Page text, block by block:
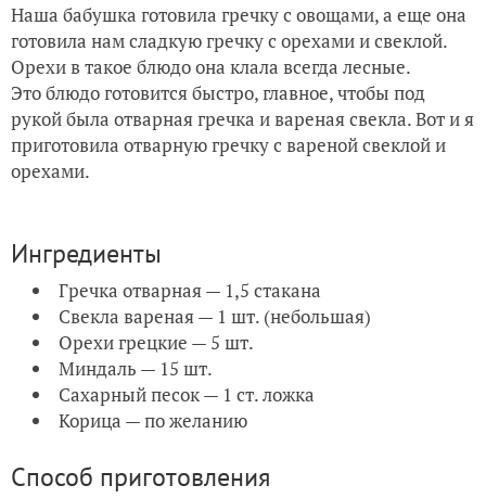
Наша бабушка готовила гречку с овощами, а еще она
готовила нам сладкую гречку с орехами и свеклой.
Орехи в такое блюдо она клала всегда лесные.
Это блюдо готовится быстро, главное, чтобы под
рукой была отварная гречка и вареная свекла. Вот и я
приготовила отварную гречку с вареной свеклой и
орехами.
Ингредиенты
Гречка отварная — 1,5 стакана
Свекла вареная — 1 шт. (небольшая)
Орехи грецкие — 5 шт.
Миндаль — 15 шт.
Сахарный песок — 1 ст. ложка
Корица — по желанию
Способ приготовления